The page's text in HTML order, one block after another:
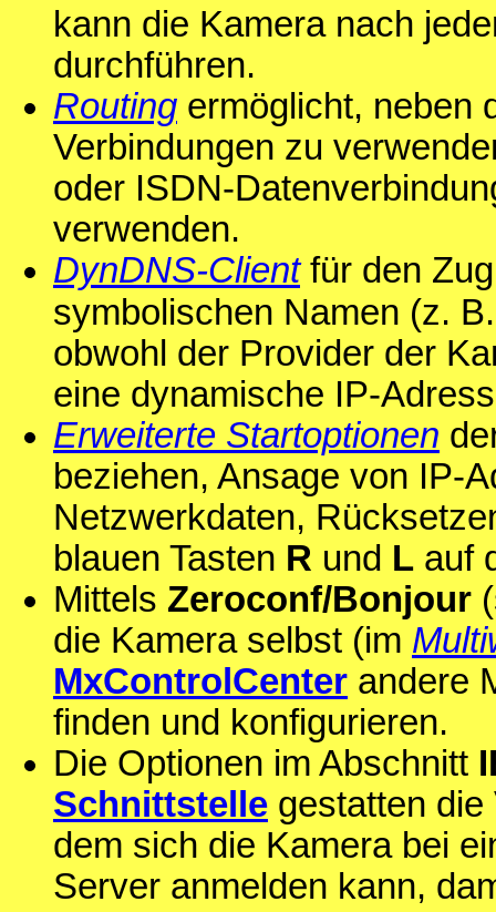
kann die Kamera nach
durchführen.
Routing ermöglicht, neben
Verbindungen zu
oder ISDN-
verwenden.
DynDNS-Clientfür den
symbolischen Namen (z.
obwohl der Provider der
eine dynamische IP-
Erweiterte Startoptionen
beziehen, Ansage von IP-
Netzwerkdaten,
blauen Tasten R und L auf
Mittels Zeroconf/Bonjour
die Kamera selbst (im
MxControlCenter andere
finden und konfigurieren.
Die Optionen im Abschnitt
Schnittstelle gestatten
dem sich die Kamera bei
Server anmelden kann,